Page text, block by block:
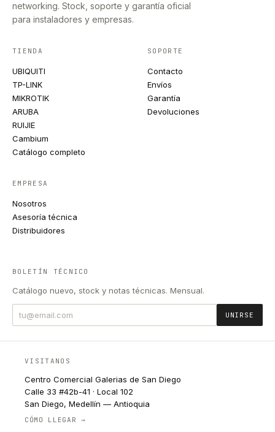
networking. Stock, soporte y garantía oficial
para instaladores y empresas.
TIENDA
UBIQUITI
TP-LINK
MIKROTIK
ARUBA
RUIJIE
Cambium
Catálogo completo
SOPORTE
Contacto
Envíos
Garantía
Devoluciones
EMPRESA
Nosotros
Asesoría técnica
Distribuidores
BOLETÍN TÉCNICO
Catálogo nuevo, stock y notas técnicas. Mensual.
UNIRSE
VISITANOS
Centro Comercial Galerias de San Diego
Calle 33 #42b-41 · Local 102
San Diego, Medellín — Antioquia
CÓMO LLEGAR →